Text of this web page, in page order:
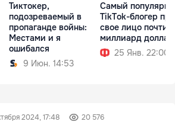
Тиктокер,
подозреваемый в
пропаганде войны:
Местами и я
ошибался
9 Июн. 14:53
Самый
TikTok-блогер
свое лицо почти
миллиард
25 Янв. 22:00
2024, 17:48 20 576